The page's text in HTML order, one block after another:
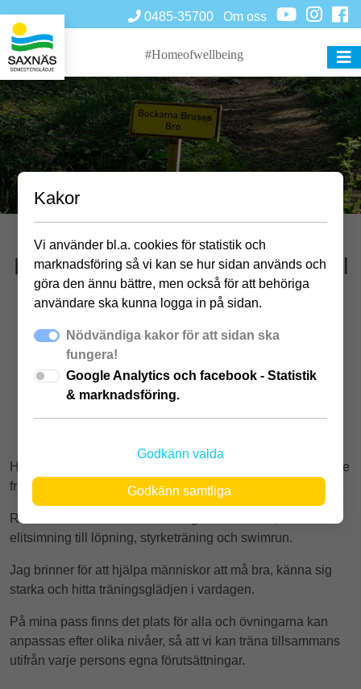
0485-35700 Om oss
#Homeofwellbeing
Löpträning med Hanna Carmvall
Träna tillsammans med PT Hanna Carmvall
Samling vid receptionen
24 jun-
Hej! Jag heter Hanna Carmvall och är PT och kostrådgivare
från Växjö.
Rörelse har alltid varit en naturlig del av mitt liv, från
elitsimning till löpning, styrketräning och swimrun.
Jag brinner för att hjälpa människor att må bra, känna sig
starka och hitta träningsglädjen i vardagen.
På mina pass finns det plats för alla och övningarna kan
anpassas efter olika nivåer, så att vi kan träna tillsammans
utifrån varje persons egna förutsättningar.
Kakor
Vi använder bl.a. cookies för statistik och
marknadsföring så vi kan se hur sidan används och
göra den ännu bättre, men också för att behöriga
användare ska kunna logga in på sidan.
Nödvändiga kakor för att sidan ska
fungera!
Google Analytics och facebook - Statistik
& marknadsföring.
Godkänn valda
Godkänn samtliga